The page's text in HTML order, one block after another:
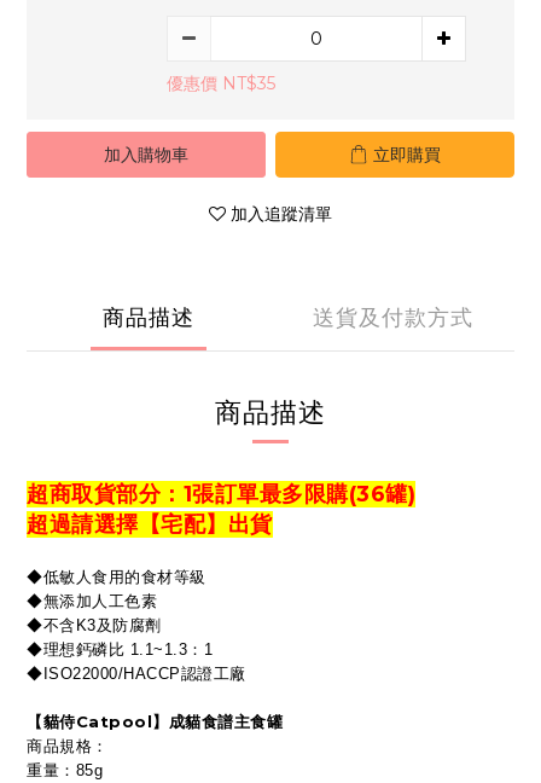
優惠價 NT$35
加入購物車 立即購買
加入追蹤清單
商品描述 送貨及付款方式
商品描述
超商取貨部分 ：1張訂單最多限購(36罐)
超過請選擇【宅配】出貨
◆低敏人食用的食材等級
◆無添加人工色素
◆不含K3及防腐劑
◆理想鈣磷比 1.1~1.3：1
◆ISO22000/HACCP認證工廠
【貓侍Catpool】成貓食譜主食罐
商品規格：
重量：85g